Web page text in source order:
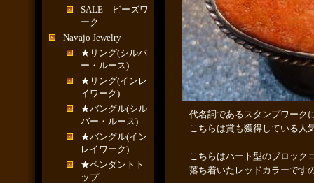
SALE ビーズワ
ーク
Navajo Jewelry
★リング(シルバ
ー・ルース)
★リング(インレ
イワーク)
★バングル(シル
バー・ルース)
★バングル(イン
レイワーク)
★ペンダントト
ップ
代名詞であるスタンプワーク
こちらは賞も獲得している人
こちらはハート型のブロック
落ち着いたレッドカラーです